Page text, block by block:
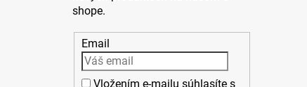
shope.
Email
Vložením e-mailu súhlasíte s